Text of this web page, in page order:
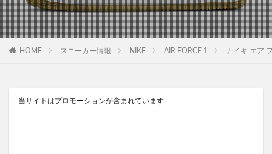
HOME スニーカー情報 NIKE AIR FORCE 1 ナイキ エア
当サイトはプロモーションが含まれています